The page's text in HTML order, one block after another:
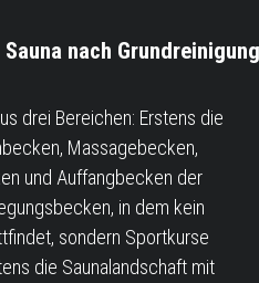
nach Grundreinigung
drei Bereichen: Erstens die
Massagebecken,
und Auffangbecken der
in dem kein
sondern Sportkurse
die Saunalandschaft mit